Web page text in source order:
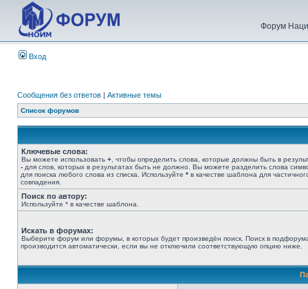
Форум
Вход
Сообщения без ответов | Активные темы
Список форумов
Ключевые слова:
Вы можете использовать + , чтобы определить слова, которые должны быть в
- для слов, которых в результатах быть не должно. Вы можете разделить слова
для поиска любого слова из списка. Используйте * в качестве шаблона для
совпадения.
Поиск по автору:
Используйте * в качестве шаблона.
Искать в форумах:
Выберите форум или форумы, в которых будет произведён поиск. Поиск в
производится автоматически, если вы не отключили соответствующую опцию ниже.